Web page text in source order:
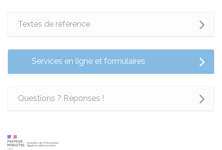
Textes de référence
Services en ligne et formulaires
Questions ? Réponses !